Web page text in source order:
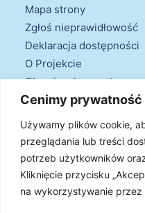
Cenimy
Używamy plików cookie,
przeglądania lub treści
potrzeb użytkowników
Kliknięcie przycisku
na wykorzystywanie przez
Mapa strony
Zgłoś nieprawidłowość
Deklaracja dostępności
O Projekcie
Obowiązek
oraz warunków
Klauzule informacyjne